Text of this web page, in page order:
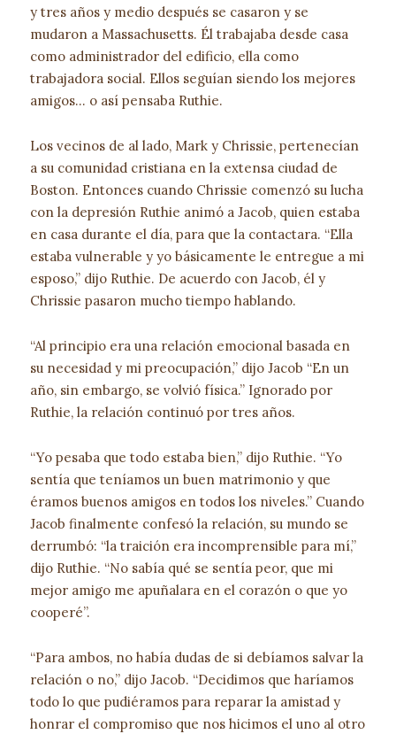
y tres años y medio después se casaron y se
mudaron a Massachusetts. Él trabajaba desde casa
como administrador del edificio, ella como
trabajadora social. Ellos seguían siendo los mejores
amigos… o así pensaba Ruthie.
Los vecinos de al lado, Mark y Chrissie, pertenecían
a su comunidad cristiana en la extensa ciudad de
Boston. Entonces cuando Chrissie comenzó su lucha
con la depresión Ruthie animó a Jacob, quien estaba
en casa durante el día, para que la contactara. “Ella
estaba vulnerable y yo básicamente le entregue a mi
esposo,” dijo Ruthie. De acuerdo con Jacob, él y
Chrissie pasaron mucho tiempo hablando.
“Al principio era una relación emocional basada en
su necesidad y mi preocupación,” dijo Jacob “En un
año, sin embargo, se volvió física.” Ignorado por
Ruthie, la relación continuó por tres años.
“Yo pesaba que todo estaba bien,” dijo Ruthie. “Yo
sentía que teníamos un buen matrimonio y que
éramos buenos amigos en todos los niveles.” Cuando
Jacob finalmente confesó la relación, su mundo se
derrumbó: “la traición era incomprensible para mí,”
dijo Ruthie. “No sabía qué se sentía peor, que mi
mejor amigo me apuñalara en el corazón o que yo
cooperé”.
“Para ambos, no había dudas de si debíamos salvar la
relación o no,” dijo Jacob. “Decidimos que haríamos
todo lo que pudiéramos para reparar la amistad y
honrar el compromiso que nos hicimos el uno al otro